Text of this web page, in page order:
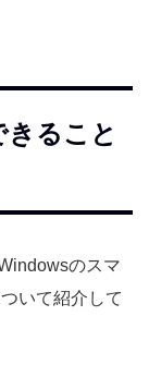
ること
のスマ
いて紹介して